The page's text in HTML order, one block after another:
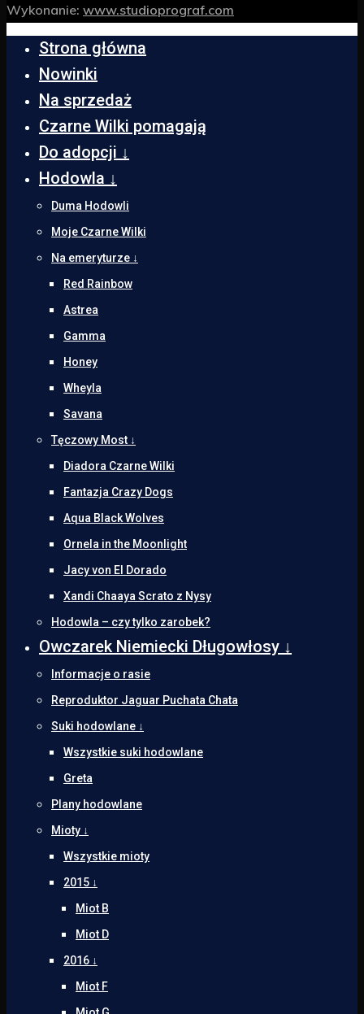
Wykonanie: www.studioprograf.com
Strona główna
Nowinki
Na sprzedaż
Czarne Wilki pomagają
Do adopcji ↓
Hodowla ↓
Duma Hodowli
Moje Czarne Wilki
Na emeryturze ↓
Red Rainbow
Astrea
Gamma
Honey
Wheyla
Savana
Tęczowy Most ↓
Diadora Czarne Wilki
Fantazja Crazy Dogs
Aqua Black Wolves
Ornela in the Moonlight
Jacy von El Dorado
Xandi Chaaya Scrato z Nysy
Hodowla – czy tylko zarobek?
Owczarek Niemiecki Długowłosy ↓
Informacje o rasie
Reproduktor Jaguar Puchata Chata
Suki hodowlane ↓
Wszystkie suki hodowlane
Greta
Plany hodowlane
Mioty ↓
Wszystkie mioty
2015 ↓
Miot B
Miot D
2016 ↓
Miot F